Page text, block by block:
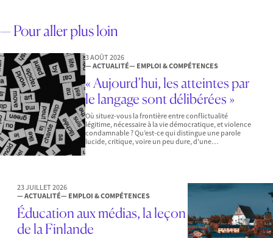
— Pour aller plus loin
3 AOÛT 2026
— ACTUALITÉ— EMPLOI & COMPÉTENCES
« Aujourd’hui, les atteintes par
le langage sont délibérées »
Où situez-vous la frontière entre conflictualité
légitime, nécessaire à la vie démocratique, et violence
condamnable ? Qu’est-ce qui distingue une parole
lucide, critique, voire un peu dure, d’une…
23 JUILLET 2026
— ACTUALITÉ— EMPLOI & COMPÉTENCES
Éducation aux médias, la leçon
de la Finlande